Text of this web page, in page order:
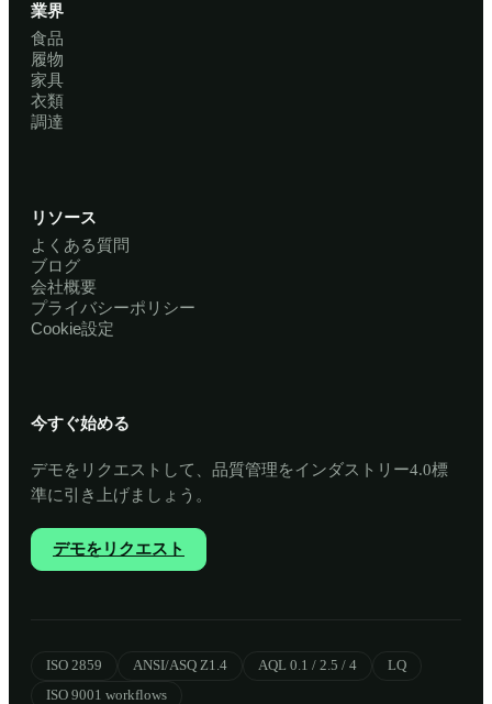
業界
食品
履物
家具
衣類
調達
リソース
よくある質問
ブログ
会社概要
プライバシーポリシー
Cookie設定
今すぐ始める
デモをリクエストして、品質管理をインダストリー4.0標
準に引き上げましょう。
デモをリクエスト
ISO 2859 ANSI/ASQ Z1.4 AQL 0.1 / 2.5 / 4
LQ
ISO 9001 workflows